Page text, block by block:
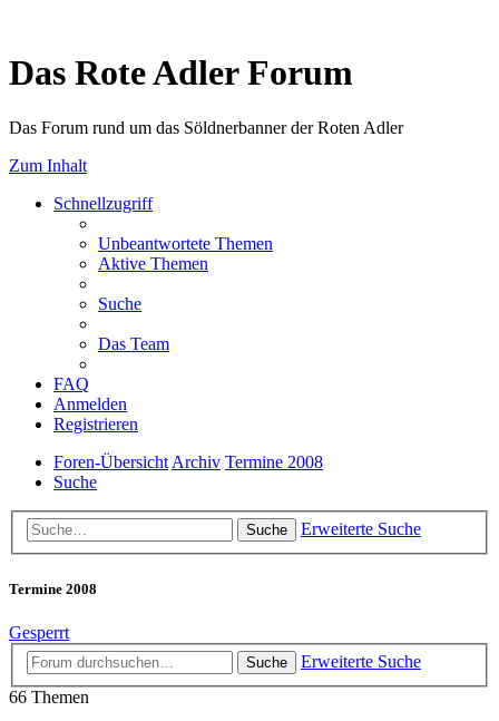
Das Rote Adler Forum
Das Forum rund um das Söldnerbanner der Roten Adler
Zum Inhalt
Schnellzugriff
Unbeantwortete Themen
Aktive Themen
Suche
Das Team
FAQ
Anmelden
Registrieren
Foren-Übersicht Archiv Termine 2008
Suche
Suche Erweiterte Suche
Termine 2008
Gesperrt
Suche
Erweiterte Suche
66 Themen